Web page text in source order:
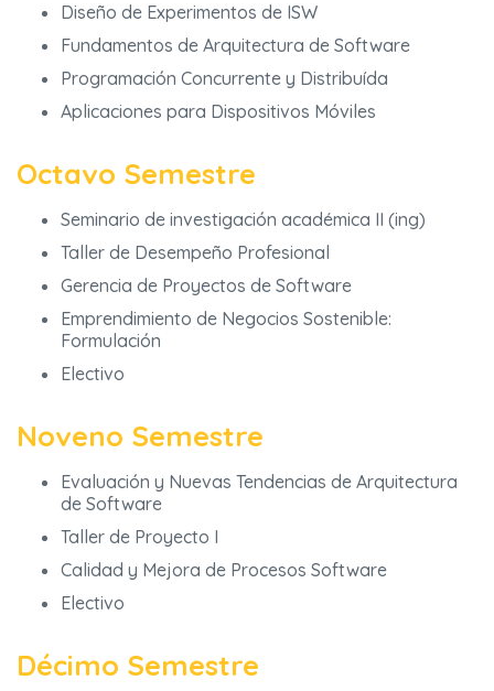
Diseño de Experimentos de ISW
Fundamentos de Arquitectura de Software
Programación Concurrente y Distribuída
Aplicaciones para Dispositivos Móviles
Octavo Semestre
Seminario de investigación académica II (ing)
Taller de Desempeño Profesional
Gerencia de Proyectos de Software
Emprendimiento de Negocios Sostenible:
Formulación
Electivo
Noveno Semestre
Evaluación y Nuevas Tendencias de Arquitectura
de Software
Taller de Proyecto I
Calidad y Mejora de Procesos Software
Electivo
Décimo Semestre